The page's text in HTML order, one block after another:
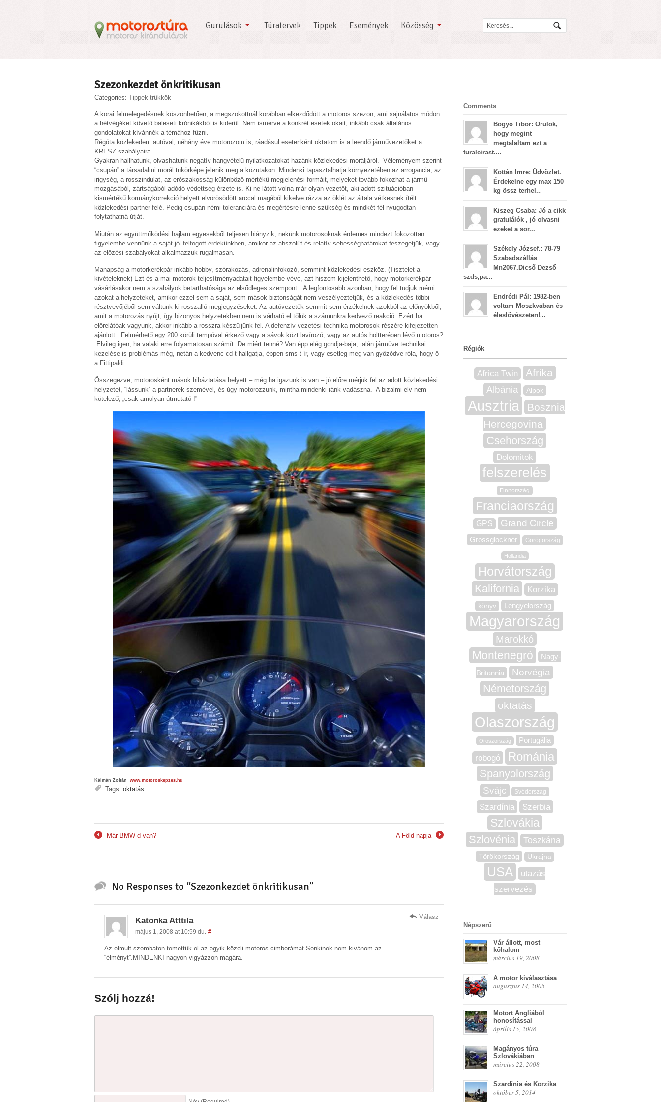
Gurulások Túratervek Tippek Események Közösség
Szezonkezdet önkritikusan
Categories: Tippek trükkök
A korai felmelegedésnek köszönhetően, a megszokottnál korábban elkezdődött a motoros szezon, ami sajnálatos módon
a hétvégéket követő baleseti krónikákból is kiderül. Nem ismerve a konkrét esetek okait, inkább csak általános
gondolatokat kívánnék a témához fűzni.
Régóta közlekedem autóval, néhány éve motorozom is, ráadásul esetenként oktatom is a leendő járművezetőket a
KRESZ szabályaira.
Gyakran hallhatunk, olvashatunk negatív hangvételű nyilatkozatokat hazánk közlekedési moráljáról. Véleményem szerint
“csupán” a társadalmi morál tükörképe jelenik meg a közutakon. Mindenki tapasztalhatja környezetében az arrogancia, az
irigység, a rosszindulat, az erőszakosság különböző mértékű megjelenési formáit, melyeket tovább fokozhat a jármű
mozgásából, zártságából adódó védettség érzete is. Ki ne látott volna már olyan vezetőt, aki adott szituációban
kismértékű kormánykorrekció helyett elvörösödött arccal magából kikelve rázza az öklét az általa vétkesnek ítélt
közlekedési partner felé. Pedig csupán némi toleranciára és megértésre lenne szükség és mindkét fél nyugodtan
folytathatná útját.
Miután az együttműködési hajlam egyesekből teljesen hiányzik, nekünk motorosoknak érdemes mindezt fokozottan
figyelembe vennünk a saját jól felfogott érdekünkben, amikor az abszolút és relatív sebességhatárokat feszegetjük, vagy
az előzési szabályokat alkalmazzuk rugalmasan.
Manapság a motorkerékpár inkább hobby, szórakozás, adrenalinfokozó, semmint közlekedési eszköz. (Tisztelet a
kivételeknek) Ezt és a mai motorok teljesítményadatait figyelembe véve, azt hiszem kijelenthető, hogy motorkerékpár
vásárlásakor nem a szabályok betarthatósága az elsődleges szempont. A legfontosabb azonban, hogy fel tudjuk mérni
azokat a helyzeteket, amikor ezzel sem a saját, sem mások biztonságát nem veszélyeztetjük, és a közlekedés többi
résztvevőjéből sem váltunk ki rosszalló megjegyzéseket. Az autóvezetők semmit sem érzékelnek azokból az előnyökből,
amit a motorozás nyújt, így bizonyos helyzetekben nem is várható el tőlük a számunkra kedvező reakció. Ezért ha
előrelátóak vagyunk, akkor inkább a rosszra készüljünk fel. A defenzív vezetési technika motorosok részére kifejezetten
ajánlott. Felmérhető egy 200 körüli tempóval érkező vagy a sávok közt lavírozó, vagy az autós holtterében lévő motoros?
Elvileg igen, ha valaki erre folyamatosan számít. De miért tenné? Van épp elég gondja-baja, talán járműve technikai
kezelése is problémás még, netán a kedvenc cd-t hallgatja, éppen sms-t ír, vagy esetleg meg van győződve róla, hogy ő
a Fittipaldi.
Összegezve, motorosként mások hibáztatása helyett – még ha igazunk is van – jó előre mérjük fel az adott közlekedési
helyzetet, “lássunk” a partnerek szemével, és úgy motorozzunk, mintha mindenki ránk vadászna. A bizalmi elv nem
kötelező, „csak amolyan útmutató !”
Kálmán Zoltán www.motoroskepzes.hu
Tags: oktatás
Már BMW-d van?
A Föld napja
No Responses to “Szezonkezdet önkritikusan”
Katonka Atttila
május 1, 2008 at 10:59 du. #
Az elmult szombaton temettük el az egyik közeli motoros cimborámat.Senkinek nem kivánom az
“élményt”.MINDENKI nagyon vigyázzon magára.
Válasz
Szólj hozzá!
Comments
Bogyo Tibor: Orulok,
hogy megint
megtalaltam ezt a
turaleirast....
Kottán Imre: Üdvözlet.
Érdekelne egy max 150
kg össz terhel...
Kiszeg Csaba: Jó a cikk
gratulálók , jó olvasni
ezeket a sor...
Székely József.: 78-79
Szabadszállás
Mn2067.Dicső Dezső
szds,pa...
Endrédi Pál: 1982-ben
voltam Moszkvában és
éleslövészeten!...
Régiók
Africa Twin Afrika
Albánia Alpok
Ausztria
Bosznia
Hercegovina
Csehország
Dolomitok
felszerelés
Finnország
Franciaország
GPS Grand Circle
Grossglockner Görögország
Hollandia
Horvátország
Kalifornia Korzika
könyv Lengyelország
Magyarország
Marokkó
Montenegró
Nagy-
Britannia
Norvégia
Németország
oktatás
Olaszország
Oroszország Portugália
robogó Románia
Spanyolország
Svájc Svédország
Szardínia Szerbia
Szlovákia
Szlovénia
Toszkána
Törökország Ukrajna
USA
utazás
szervezés
Népszerű
Vár állott, most
kőhalom
március 19, 2008
A motor kiválasztása
augusztus 14, 2005
Motort Angliából
honosítással
április 15, 2008
Magányos túra
Szlovákiában
március 22, 2008
Szardínia és Korzika
október 5, 2014